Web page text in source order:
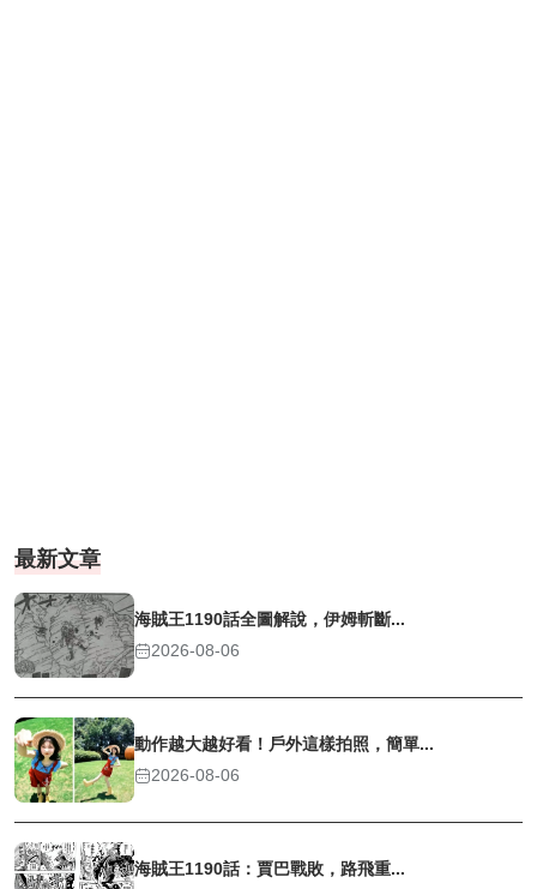
最新文章
海賊王1190話全圖解說，伊姆斬斷...
2026-08-06
動作越大越好看！戶外這樣拍照，簡單...
2026-08-06
海賊王1190話：賈巴戰敗，路飛重...